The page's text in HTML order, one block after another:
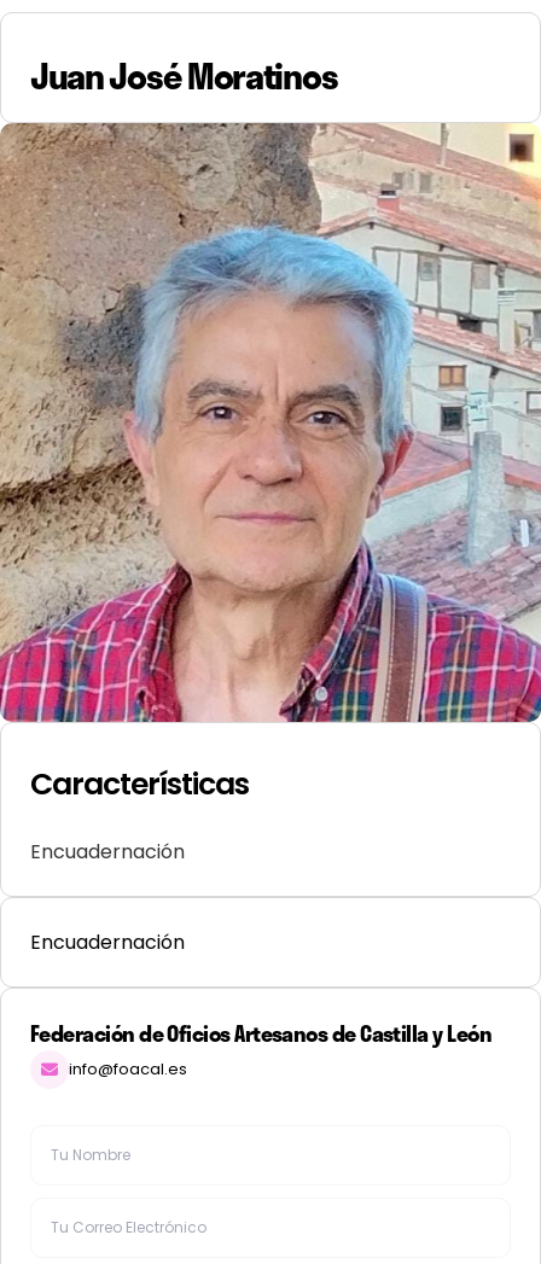
Juan José Moratinos
Características
Encuadernación
Encuadernación
Federación de Oficios Artesanos de Castilla y León
info@foacal.es